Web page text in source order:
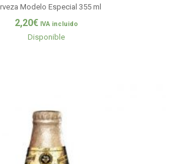
Modelo Especial 355 ml
2,20€ IVA incluido
Disponible